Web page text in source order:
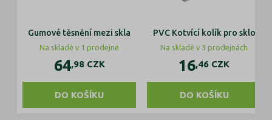
Gumové těsnění mezi skla
Na skladě v 1 prodejně
64,98 CZK
DO KOŠÍKU
PVC Kotvící kolík pro sklo
Na skladě v 3 prodejnách
16,46 CZK
DO KOŠÍKU